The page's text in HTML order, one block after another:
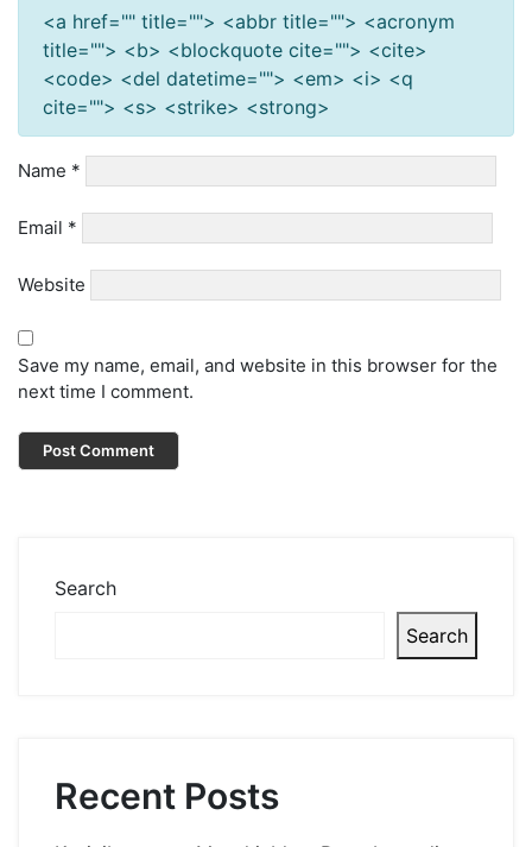
<a href="" title=""> <abbr title=""> <acronym
title=""> <b> <blockquote cite=""> <cite>
<code> <del datetime=""> <em> <i> <q
cite=""> <s> <strike> <strong>
Name *
Email *
Website
Save my name, email, and website in this browser for the
next time I comment.
Search
Search
Recent Posts